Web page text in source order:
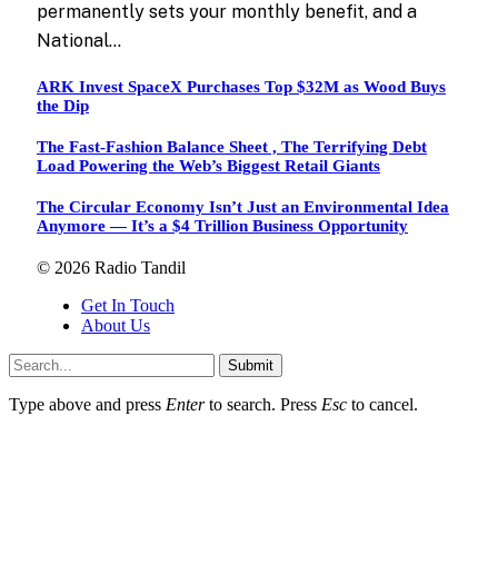
permanently sets your monthly benefit, and a
National…
ARK Invest SpaceX Purchases Top $32M as Wood Buys
the Dip
The Fast-Fashion Balance Sheet , The Terrifying Debt
Load Powering the Web’s Biggest Retail Giants
The Circular Economy Isn’t Just an Environmental Idea
Anymore — It’s a $4 Trillion Business Opportunity
© 2026 Radio Tandil
Get In Touch
About Us
Submit
Type above and press Enterto search. Press Esc to cancel.